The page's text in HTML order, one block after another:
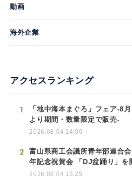
動画
海外企業
アクセスランキング
1
「地中海本まぐろ」フェア-8月
より期間・数量限定で販売-
2026.08.04 14:00
2
富山県商工会議所青年部連合
年記念祝賀会 「DJ盆踊り」を
2026.08.04 15:25